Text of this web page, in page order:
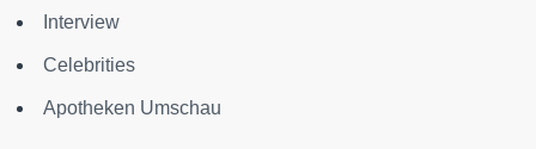
Interview
Celebrities
Apotheken Umschau